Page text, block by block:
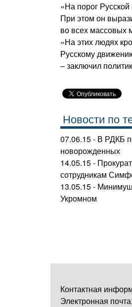
«На порог
При этом он
во всех массовых
«На этих людях
Русскому
– заключил
Новости по
07.06.15 - В РДКБ
новорожденных
14.05.15 -
сотрудникам
13.05.15 -
Укромном
Контактная
Электронная почта: